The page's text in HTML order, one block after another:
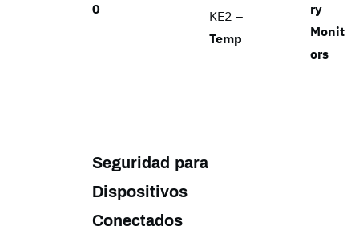
0
KE2 –
Temp
ry
Monit
ors
Seguridad para
Dispositivos
Conectados